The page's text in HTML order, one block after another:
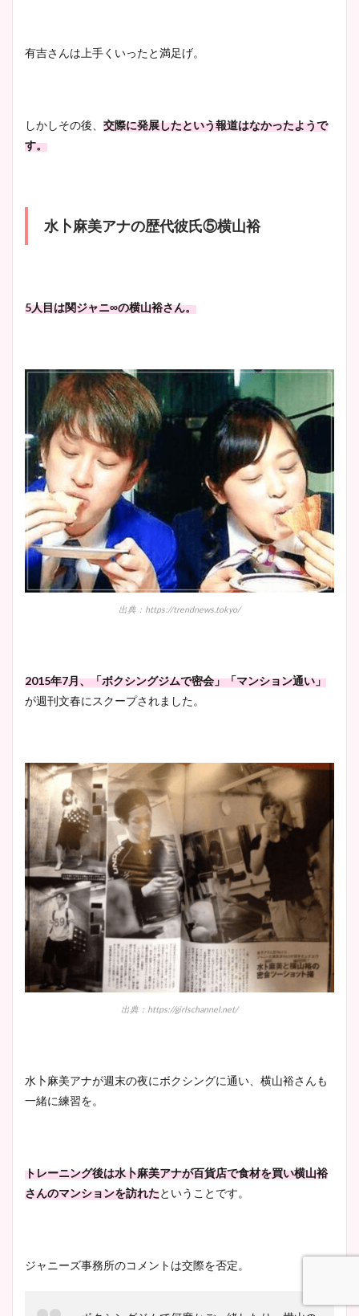
有吉さんは上手くいったと満足げ。
しかしその後、 交際に発展したという報道はなかったようで
す。
水卜麻美アナの歴代彼氏⑤横山裕
5人目は関ジャニ∞の横山裕さん。
出典：https://trendnews.tokyo/
2015年7月、「ボクシングジムで密会」「マンション通い」
が週刊文春にスクープされました。
出典：https://girlschannel.net/
水卜麻美アナが週末の夜にボクシングに通い、横山裕さんも
一緒に練習を。
トレーニング後は水卜麻美アナが百貨店で食材を買い横山裕
さんのマンションを訪れたということです。
ジャニーズ事務所のコメントは交際を否定。